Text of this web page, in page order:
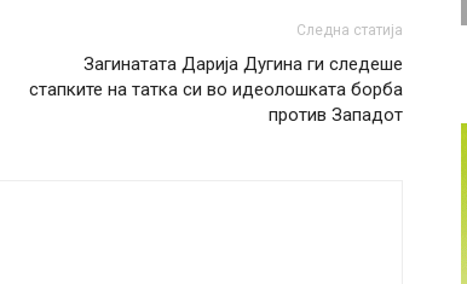
Следна статија
Загинатата Дарија Дугина ги следеше
стапките на татка си во идеолошката борба
против Западот